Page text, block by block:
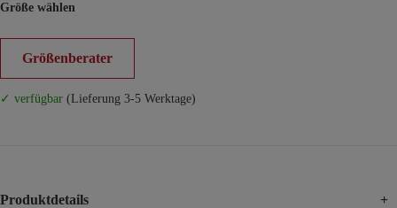
Größe wählen
Größenberater
✓ verfügbar (Lieferung 3-5 Werktage)
Produktdetails +